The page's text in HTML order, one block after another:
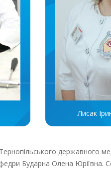
Лисак
державного
Бударна Олена Юріївна.